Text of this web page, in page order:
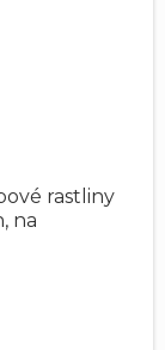
rastliny
na